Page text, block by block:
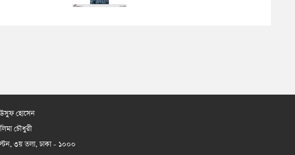
হোসেন
চৌধুরী
৩য় তলা, ঢাকা - ১০০০